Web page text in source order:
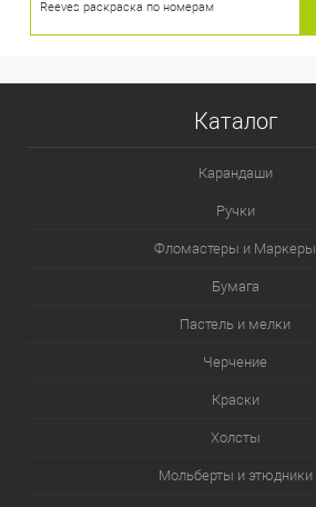
Reeves раскраска по номерам
Каталог
Карандаши
Ручки
Фломастеры и Маркеры
Бумага
Пастель и мелки
Черчение
Краски
Холсты
Мольберты и этюдники